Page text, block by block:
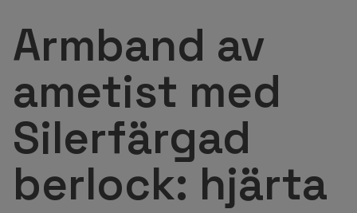
Armband av
ametist med
Silerfärgad
berlock: hjärta